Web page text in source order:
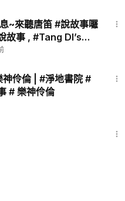
~來聽唐笛 #說故事囉
故事 , #Tang DI’s
,#文化 #希望之声 ,
地書院 #
# 樂神伶倫